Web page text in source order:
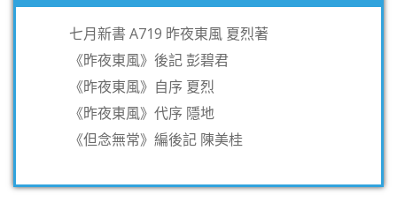
七月新書 A719 昨夜東風 夏烈著
《昨夜東風》後記 彭碧君
《昨夜東風》自序 夏烈
《昨夜東風》代序 隱地
《但念無常》編後記 陳美桂